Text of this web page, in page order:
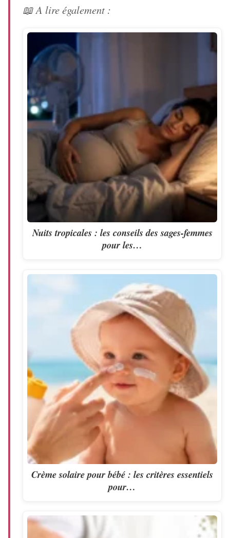
📖 A lire également :
Nuits tropicales : les conseils des sages-femmes
pour les…
Crème solaire pour bébé : les critères essentiels
pour…